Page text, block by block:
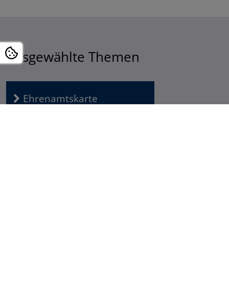
Ausgewählte Themen
Ehrenamtskarte